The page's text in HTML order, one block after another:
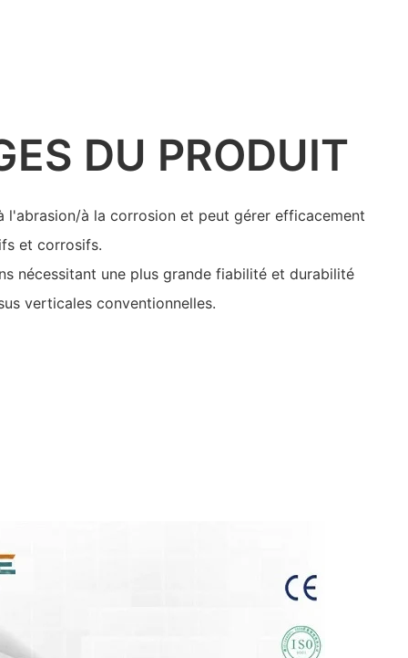
DU PRODUIT
l'abrasion/à la corrosion et peut gérer efficacement
et corrosifs.
nécessitant une plus grande fiabilité et durabilité
verticales conventionnelles.